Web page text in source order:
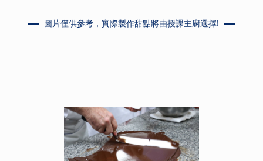
圖片僅供參考，實際製作甜點將由授課主廚選擇!